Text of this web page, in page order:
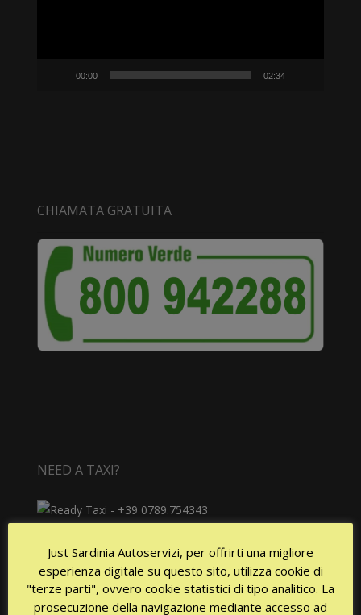
00:00 02:34
CHIAMATA GRATUITA
NEED A TAXI?
Just Sardinia Autoservizi, per offrirti una migliore
esperienza digitale su questo sito, utilizza cookie di
"terze parti", ovvero cookie statistici di tipo analitico. La
prosecuzione della navigazione mediante accesso ad